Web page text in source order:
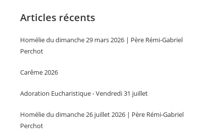
Articles récents
Homélie du dimanche 29 mars 2026 | Père Rémi-Gabriel
Perchot
Carême 2026
Adoration Eucharistique - Vendredi 31 juillet
Homélie du dimanche 26 juillet 2026 | Père Rémi-Gabriel
Perchot